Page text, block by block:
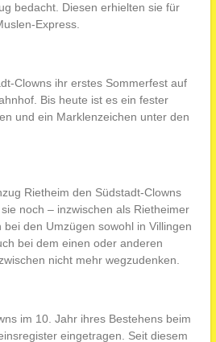
bedacht. Diesen erhielten sie für
Express.
Clowns ihr erstes Sommerfest auf
Bis heute ist es ein fester
und ein Marklenzeichen unter den
Rietheim den Südstadt-Clowns
noch – inzwischen als Rietheimer
den Umzügen sowohl in Villingen
bei dem einen oder anderen
nicht mehr wegzudenken.
im 10. Jahr ihres Bestehens beim
eingetragen. Seit diesem